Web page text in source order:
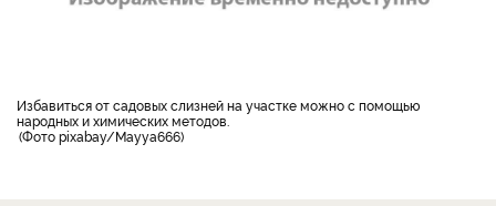
избавиться от садовых слизней на участке можно с помощью
народных и химических методов.
Фото pixabay/Mayya666